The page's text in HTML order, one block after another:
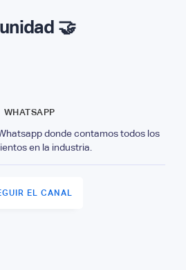
🤝
WHATSAPP
donde contamos todos los
en la industria.
EL CANAL